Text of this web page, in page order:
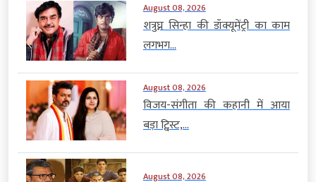
August 08, 2026
शत्रुघ्न सिन्हा की डॉक्यूमेंट्री का काम
लगभग...
August 08, 2026
विजय-संगीता की कहानी में आया
बड़ा ट्विस्ट,...
August 08, 2026